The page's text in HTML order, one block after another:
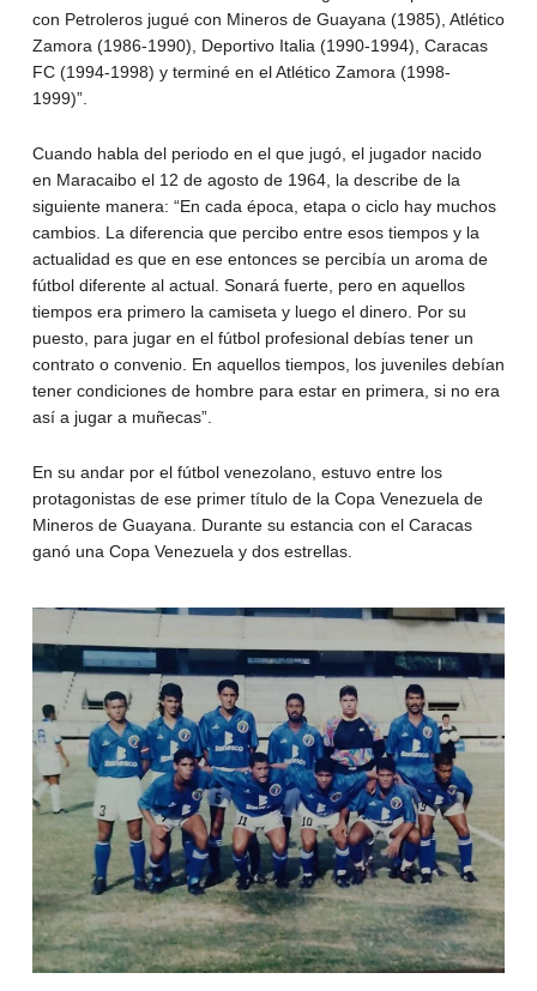
con Petroleros jugué con Mineros de Guayana (1985), Atlético
Zamora (1986-1990), Deportivo Italia (1990-1994), Caracas
FC (1994-1998) y terminé en el Atlético Zamora (1998-
1999)”.
Cuando habla del periodo en el que jugó, el jugador nacido
en Maracaibo el 12 de agosto de 1964, la describe de la
siguiente manera: “En cada época, etapa o ciclo hay muchos
cambios. La diferencia que percibo entre esos tiempos y la
actualidad es que en ese entonces se percibía un aroma de
fútbol diferente al actual. Sonará fuerte, pero en aquellos
tiempos era primero la camiseta y luego el dinero. Por su
puesto, para jugar en el fútbol profesional debías tener un
contrato o convenio. En aquellos tiempos, los juveniles debían
tener condiciones de hombre para estar en primera, si no era
así a jugar a muñecas”.
En su andar por el fútbol venezolano, estuvo entre los
protagonistas de ese primer título de la Copa Venezuela de
Mineros de Guayana. Durante su estancia con el Caracas
ganó una Copa Venezuela y dos estrellas.